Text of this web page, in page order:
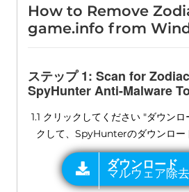
How to Remove
game.info from
ステップ 1: Scan for
SpyHunter Anti-Malware
1.1 クリックしてください "ダウン
クして、SpyHunterのダウンロー